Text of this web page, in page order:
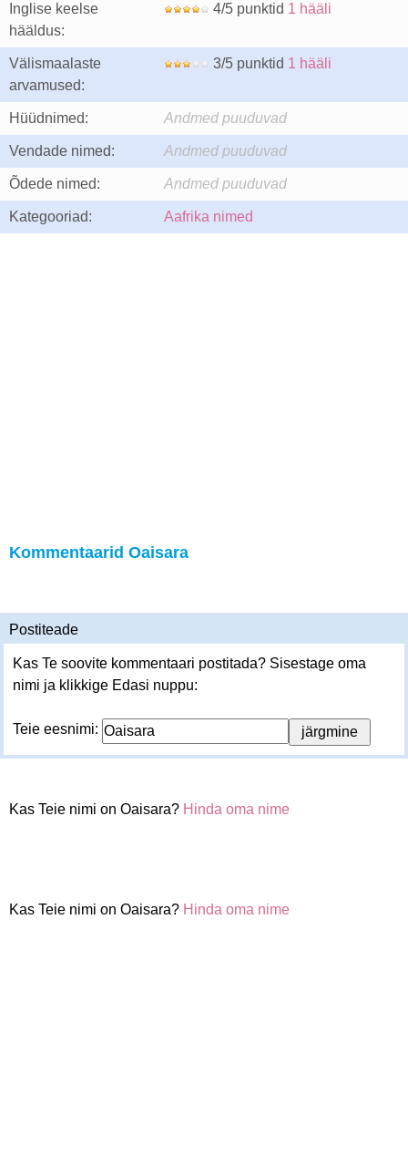
Inglise keelse
hääldus:
4/5 punktid 1 hääli
Välismaalaste
arvamused:
3/5 punktid 1 hääli
Hüüdnimed: Andmed puuduvad
Vendade nimed: Andmed puuduvad
Õdede nimed: Andmed puuduvad
Kategooriad: Aafrika nimed
Kommentaarid Oaisara
Postiteade
Kas Te soovite kommentaari postitada? Sisestage oma
nimi ja klikkige Edasi nuppu:
Teie eesnimi:
Kas Teie nimi on Oaisara? Hinda oma nime
Kas Teie nimi on Oaisara? Hinda oma nime